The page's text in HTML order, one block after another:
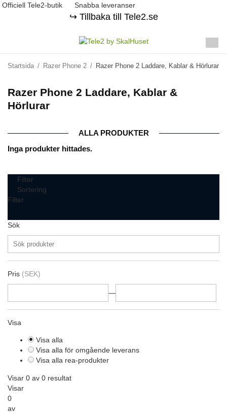
Officiell Tele2-butik Snabba leveranser
↪️ Tillbaka till Tele2.se
Startsida / Razer Phone 2 / Razer Phone 2 Laddare, Kablar & Hörlurar
Razer Phone 2 Laddare, Kablar &
Hörlurar
ALLA PRODUKTER
Inga produkter hittades.
Filter
Sortering
Filter
Sök
Pris (SEK)
—
Visa
Visa alla
Visa alla för omgående leverans
Visa alla rea-produkter
Visar 0 av 0 resultat
Visar
0
av